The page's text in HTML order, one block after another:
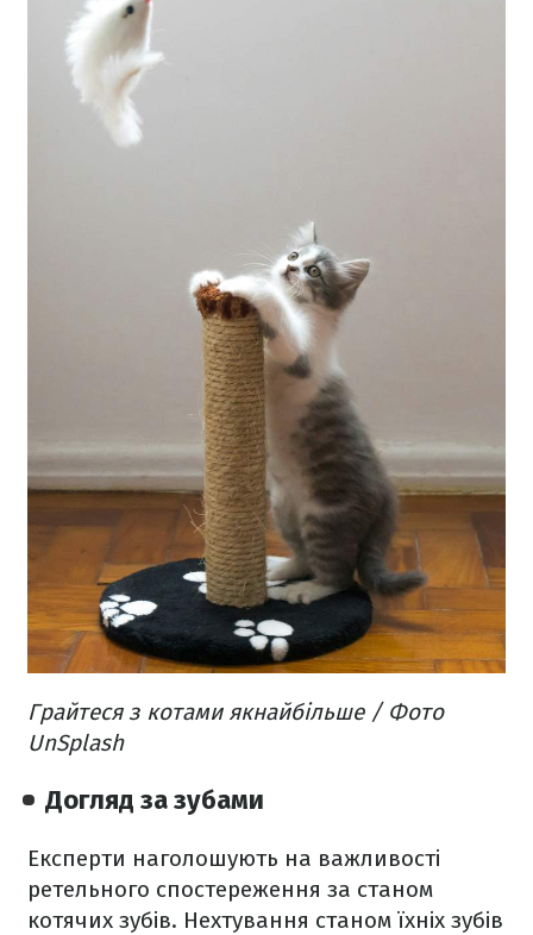
Грайтеся з котами якнайбільше / Фото
UnSplash
Догляд за зубами
Експерти наголошують на важливості
ретельного спостереження за станом
котячих зубів. Нехтування станом їхніх зубів